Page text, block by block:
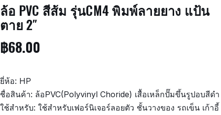
ล้อ PVC สีส้ม รุ่นCM4 พิมพ์ลายยาง แป้น
ตาย 2″
฿68.00
ยี่ห้อ: HP
ชื่อสินค้า: ล้อPVC(Polyvinyl Choride) เสื้อเหล็กปั๊มขึ้นรูปอบสีดำ
ใช้สำหรับ: ใช้สำหรับเฟอร์นิเจอร์ลอยตัว ชั้นวางของ รถเข็น เก้าอี้